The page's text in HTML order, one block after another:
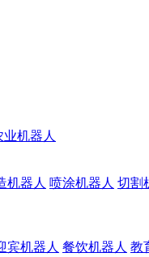
机器人
机器人 喷涂机器人 切割
宾机器人 餐饮机器人 教